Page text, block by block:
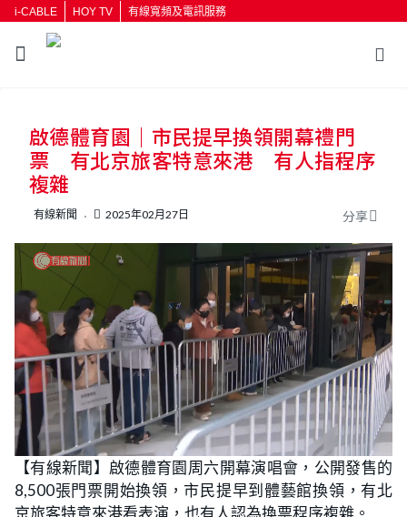
i-CABLE HOY TV 有線寬頻及電訊服務
按輸入鍵開始搜尋
啟德體育園｜市民提早換領開幕禮門
票 有北京旅客特意來港 有人指程序
複雜
有線新聞 2025年02月27日 分享
U
n
m
t
e
L
o
a
d
e
d
:
【有線新聞】啟德體育園周六開幕演唱會，公開發售的
8,500張門票開始換領，市民提早到體藝館換領，有北
京旅客特意來港看表演，也有人認為換票程序複雜。